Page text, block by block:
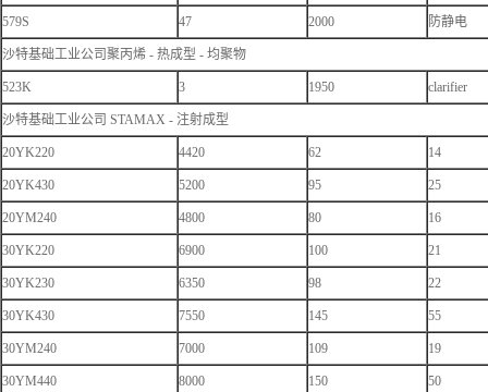
579S 47 2000 防静电
沙特基础工业公司聚丙烯 - 热成型 - 均聚物
523K 3 1950 clarifier
沙特基础工业公司 STAMAX - 注射成型
20YK220 4420 62 14
20YK430 5200 95 25
20YM240 4800 80 16
30YK220 6900 100 21
30YK230 6350 98 22
30YK430 7550 145 55
30YM240 7000 109 19
30YM440 8000 150 50